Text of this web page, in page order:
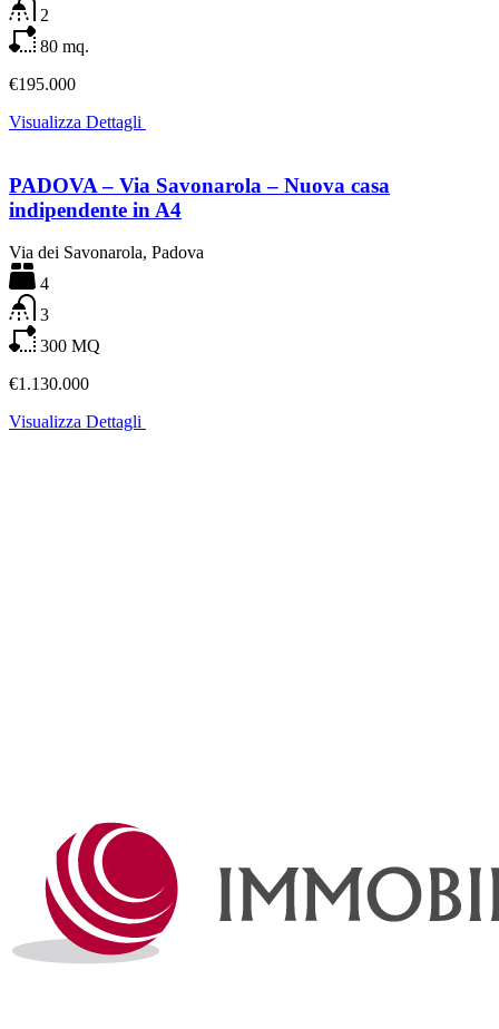
2
80 mq.
€195.000
Visualizza Dettagli
PADOVA – Via Savonarola – Nuova casa
indipendente in A4
Via dei Savonarola, Padova
4
3
300 MQ
€1.130.000
Visualizza Dettagli